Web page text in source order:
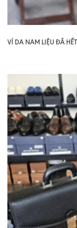
VÍ DA NAM LIỆU ĐÃ